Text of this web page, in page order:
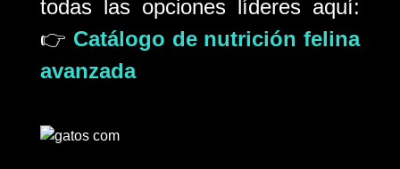
todas las opciones líderes aquí:
👉 Catálogo de nutrición felina
avanzada